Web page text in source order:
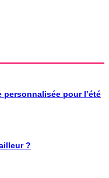
pour l’été
?